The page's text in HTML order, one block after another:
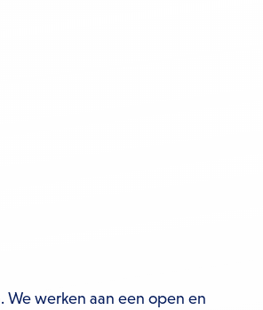
We werken aan een open en